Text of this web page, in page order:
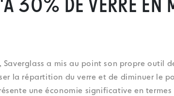
30% DE VERRE EN
Saverglass a mis au point son propre outil
la répartition du verre et de diminuer le
une économie significative en termes